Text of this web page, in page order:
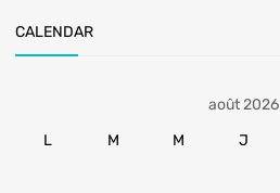
CALENDAR
août 2026
L
M M J